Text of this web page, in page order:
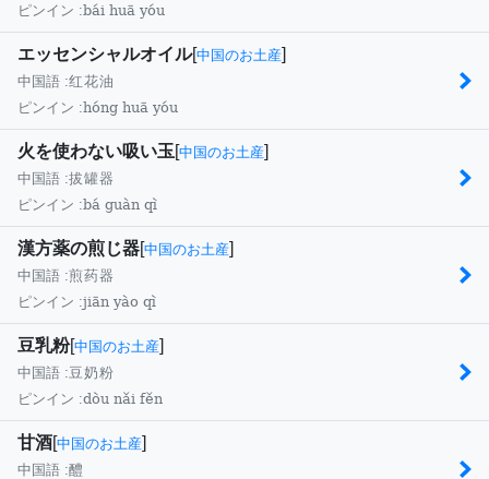
ピンイン :bái huā yóu
エッセンシャルオイル[中国のお土産]
中国語 :红花油
ピンイン :hóng huā yóu
火を使わない吸い玉[中国のお土産]
中国語 :拔罐器
ピンイン :bá guàn qì
漢方薬の煎じ器[中国のお土産]
中国語 :煎药器
ピンイン :jiān yào qì
豆乳粉[中国のお土産]
中国語 :豆奶粉
ピンイン :dòu nǎi fěn
甘酒[中国のお土産]
中国語 :醴